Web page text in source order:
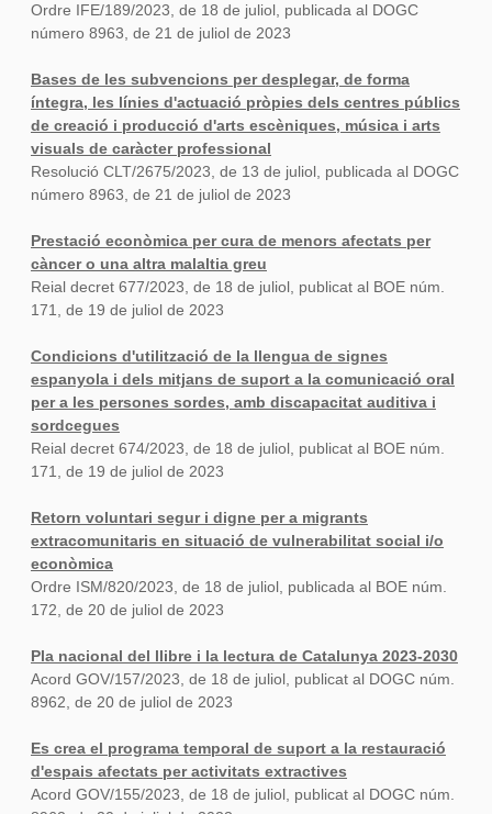
Ordre IFE/189/2023, de 18 de juliol, publicada al DOGC
número 8963, de 21 de juliol de 2023
Bases de les subvencions per desplegar, de forma
íntegra, les línies d'actuació pròpies dels centres públics
de creació i producció d'arts escèniques, música i arts
visuals de caràcter professional
Resolució CLT/2675/2023, de 13 de juliol, publicada al DOGC
número 8963, de 21 de juliol de 2023
Prestació econòmica per cura de menors afectats per
càncer o una altra malaltia greu
Reial decret 677/2023, de 18 de juliol, publicat al BOE núm.
171, de 19 de juliol de 2023
Condicions d'utilització de la llengua de signes
espanyola i dels mitjans de suport a la comunicació oral
per a les persones sordes, amb discapacitat auditiva i
sordcegues
Reial decret 674/2023, de 18 de juliol, publicat al BOE núm.
171, de 19 de juliol de 2023
Retorn voluntari segur i digne per a migrants
extracomunitaris en situació de vulnerabilitat social i/o
econòmica
Ordre ISM/820/2023, de 18 de juliol, publicada al BOE núm.
172, de 20 de juliol de 2023
Pla nacional del llibre i la lectura de Catalunya 2023-2030
Acord GOV/157/2023, de 18 de juliol, publicat al DOGC núm.
8962, de 20 de juliol de 2023
Es crea el programa temporal de suport a la restauració
d'espais afectats per activitats extractives
Acord GOV/155/2023, de 18 de juliol, publicat al DOGC núm.